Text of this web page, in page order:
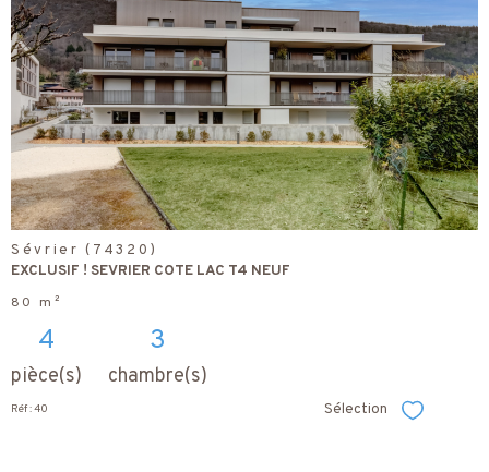
voir le
bien
Sévrier (74320)
EXCLUSIF ! SEVRIER COTE LAC T4 NEUF
80 m²
4
pièce(s)
3
chambre(s)
Réf : 40 Sélection Sélectionner